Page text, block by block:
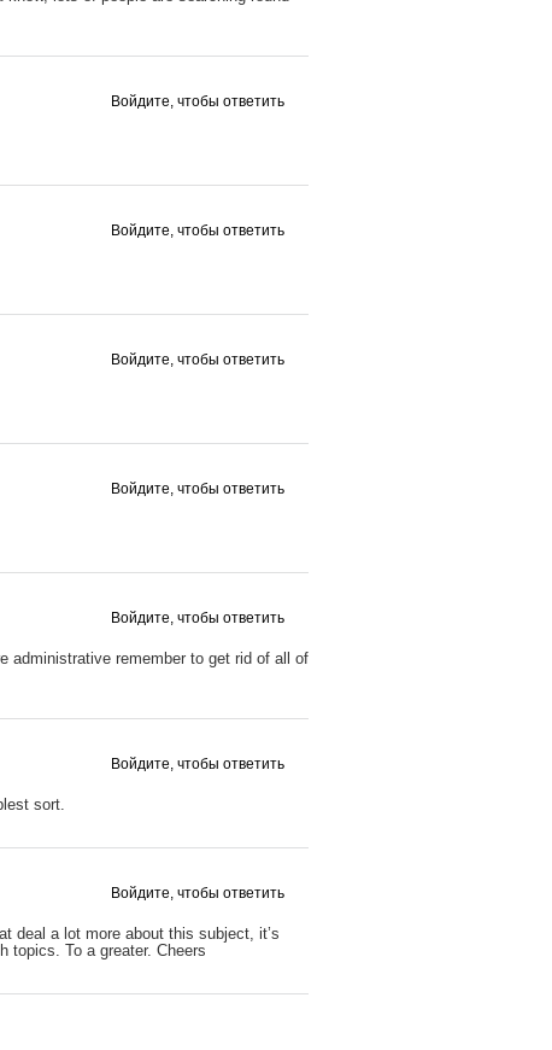
Войдите, чтобы ответить
Войдите, чтобы ответить
Войдите, чтобы ответить
Войдите, чтобы ответить
Войдите, чтобы ответить
administrative remember to get rid of all of
Войдите, чтобы ответить
sort.
Войдите, чтобы ответить
deal a lot more about this subject, it’s
topics. To a greater. Cheers